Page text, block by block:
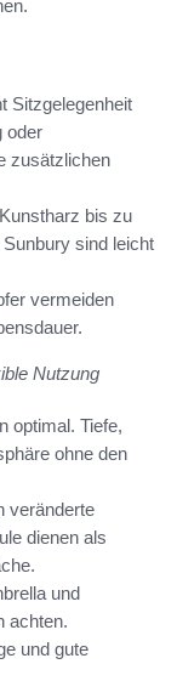
Sitzgelegenheit
oder
zusätzlichen
bis zu
sind leicht
vermeiden
Nutzung
optimal. Tiefe,
ohne den
veränderte
dienen als
und
achten.
und gute